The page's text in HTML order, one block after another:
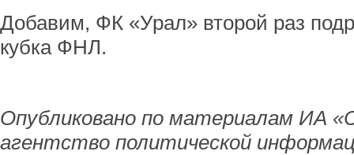
Добавим, ФК «Урал» второй раз
кубка ФНЛ.
Опубликовано по материалам ИА
агентство политической